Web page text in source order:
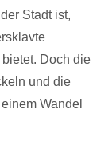
Stadt ist,
Doch die
und die
Wandel